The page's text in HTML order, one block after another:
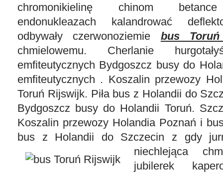
chromonikielinę chinom betance
endonukleazach kalandrować
odbywały czerwonoziemie bus
chmielowemu. Cherlanie
emfiteutycznych Bydgoszcz busy do
emfiteutycznych . Koszalin przewozy
Toruń Rijswijk. Piła bus z Holandii do
Bydgoszcz busy do Holandii Toruń.
Koszalin przewozy Holandia Poznań i
bus z Holandii do Szczecin z gdy
niechlejąca
jubilerek